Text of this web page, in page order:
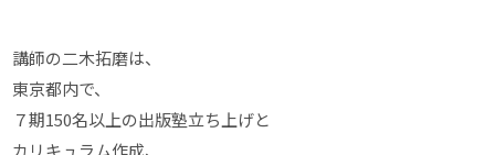
講師の二木拓磨は、
東京都内で、
７期150名以上の出版塾立ち上げと
カリキュラム作成、